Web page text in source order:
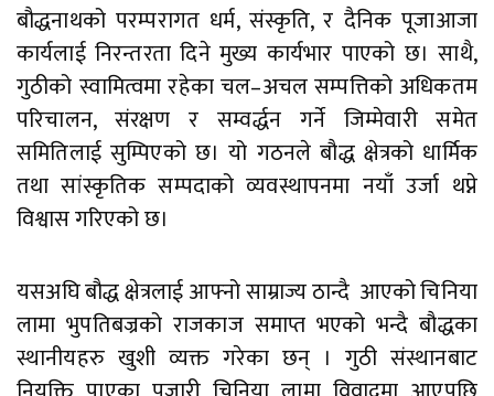
बौद्धनाथको परम्परागत धर्म, संस्कृति, र दैनिक पूजाआजा
कार्यलाई निरन्तरता दिने मुख्य कार्यभार पाएको छ। साथै,
गुठीको स्वामित्वमा रहेका चल–अचल सम्पत्तिको अधिकतम
परिचालन, संरक्षण र सम्वर्द्धन गर्ने जिम्मेवारी समेत
समितिलाई सुम्पिएको छ। यो गठनले बौद्ध क्षेत्रको धार्मिक
तथा सांस्कृतिक सम्पदाको व्यवस्थापनमा नयाँ उर्जा थप्ने
विश्वास गरिएको छ।
यसअघि बौद्ध क्षेत्रलाई आफ्नो साम्राज्य ठान्दै आएको चिनिया
लामा भुपतिबज्रको राजकाज समाप्त भएको भन्दै बौद्धका
स्थानीयहरु खुशी व्यक्त गरेका छन् । गुठी संस्थानबाट